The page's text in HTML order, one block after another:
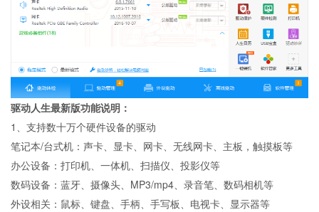
驱动人生最新版功能说明：
1、支持数十万个硬件设备的驱动
笔记本/台式机：声卡、显卡、网卡、无线网卡、主板，触摸板等
办公设备：打印机、一体机、扫描仪、投影仪等
数码设备：蓝牙、摄像头、MP3/mp4、录音笔、数码相机等
外设相关：鼠标、键盘、手柄、手写板、电视卡、显示器等